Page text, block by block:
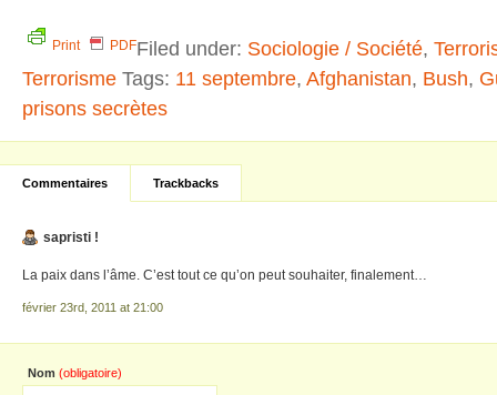
Print PDFFiled under: Sociologie / Société,
Terrorisme Tags: 11 septembre, Afghanistan, Bush,
prisons secrètes
Commentaires Trackbacks
sapristi !
La paix dans l’âme. C’est tout ce qu’on peut souhaiter, finalement…
février 23rd, 2011 at 21:00
Nom (obligatoire)